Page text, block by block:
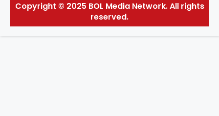
Copyright © 2025 BOL Media Network. All rights
reserved.